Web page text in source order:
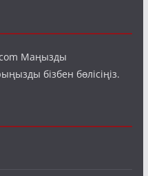
Маңызды
бізбен бөлісіңіз.